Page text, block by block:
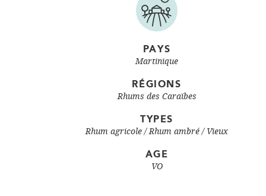
PAYS
Martinique
RÉGIONS
Rhums des Caraïbes
TYPES
Rhum agricole Rhum ambré / Vieux
AGE
VO